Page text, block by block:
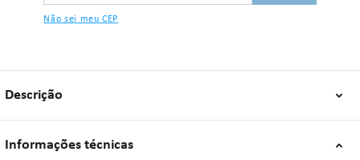
Regulagem do apoio de pés: de 40 cm a 48 cm.
contate."
Não sei meu CEP
Descrição
Informações técnicas